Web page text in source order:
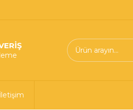
İletişim